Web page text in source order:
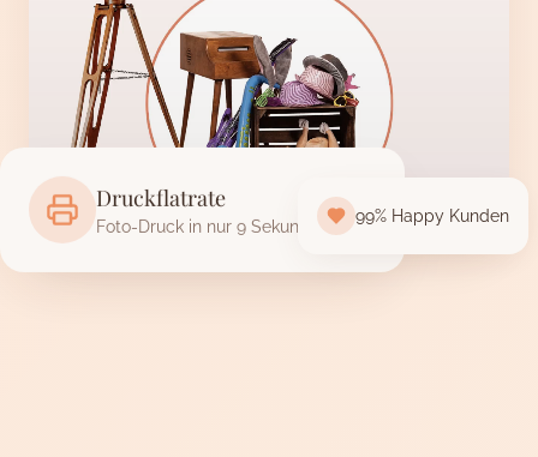
Druckflatrate
Foto-Druck in nur 9 Sekunden fertig99% Happy Kunden